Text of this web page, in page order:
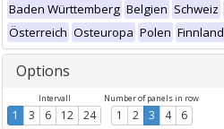
Baden Württemberg Belgien Schweiz
Österreich Osteuropa Polen Finnland
Options
Intervall
1 3 6 12 24
Number of panels in row
1 2 3 4 6